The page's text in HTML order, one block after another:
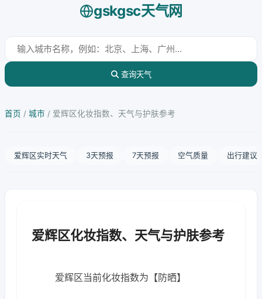
gskgsc天气网
查询天气
首页 / 城市 / 爱辉区化妆指数、天气与护肤参考
爱辉区实时天气 3天预报 7天预报 空气质量 出行建议
爱辉区化妆指数、天气与护肤参考
爱辉区当前化妆指数为【防晒】